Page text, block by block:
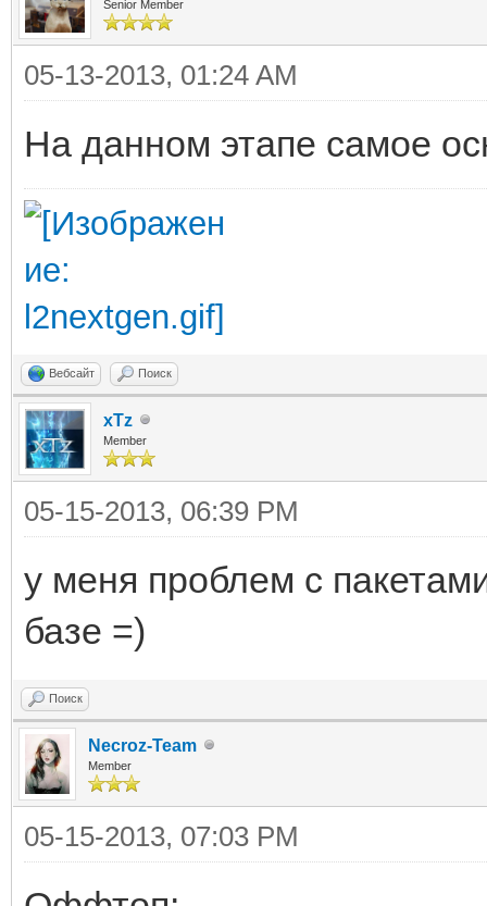
Senior Member
05-13-2013, 01:24 AM
На данном этапе самое
Вебсайт Поиск
xTz
Member
05-15-2013, 06:39 PM
у меня проблем с
базе =)
Поиск
Necroz-Team
Member
05-15-2013, 07:03 PM